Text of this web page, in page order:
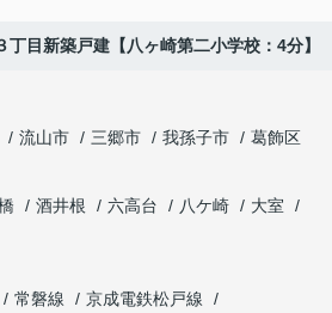
丁目新築戸建【八ヶ崎第二小学校：4分】
流山市 三郷市 我孫子市
葛飾区
酒井根 六高台 八ケ崎
大室
常磐線
京成電鉄松戸線